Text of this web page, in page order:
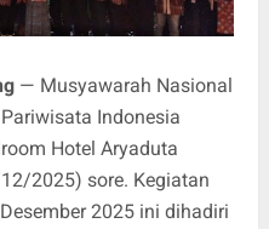
— Musyawarah Nasional
Indonesia
Hotel Aryaduta
2025) sore. Kegiatan
2025 ini dihadiri